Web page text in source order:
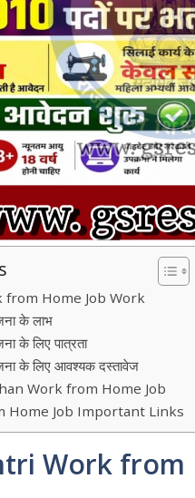
Home Job Work
के लाभ
के लिए पात्रता
के लिए आवश्यक दस्तावेज
Work from Home Job
Home Job Important Links
Work from